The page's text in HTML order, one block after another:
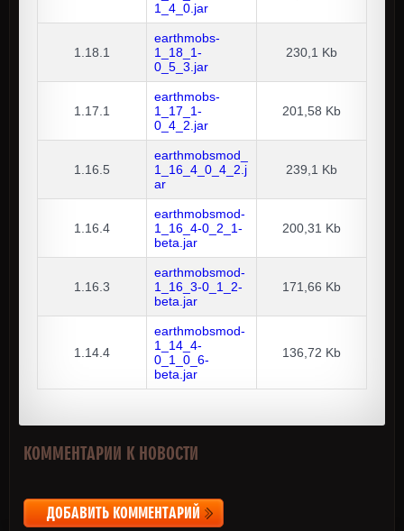
1_4_0.jar
1.18.1
earthmobs-
1_18_1-
0_5_3.jar
230,1 Kb
1.17.1
earthmobs-
1_17_1-
0_4_2.jar
201,58 Kb
1.16.5
earthmobsmod_
1_16_4_0_4_2.j
ar
239,1 Kb
1.16.4
earthmobsmod-
1_16_4-0_2_1-
beta.jar
200,31 Kb
1.16.3
earthmobsmod-
1_16_3-0_1_2-
beta.jar
171,66 Kb
1.14.4
earthmobsmod-
1_14_4-
0_1_0_6-
beta.jar
136,72 Kb
КОММЕНТАРИИ К НОВОСТИ
ДОБАВИТЬ КОММЕНТАРИЙ